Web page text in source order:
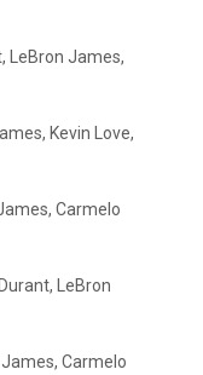
LeBron James,
Kevin Love,
Carmelo
LeBron
Carmelo